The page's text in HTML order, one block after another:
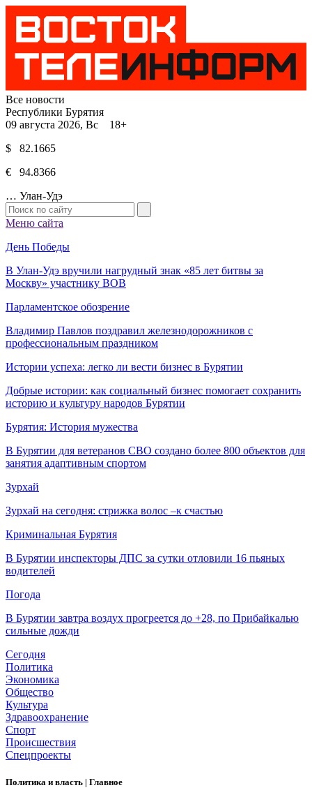
Все новости
Республики Бурятия
09 августа 2026, Вс 18+
$ 82.1665
€ 94.8366
… Улан-Удэ
Меню сайта
День Победы
В Улан-Удэ вручили нагрудный знак «85 лет битвы за
Москву» участнику ВОВ
Парламентское обозрение
Владимир Павлов поздравил железнодорожников с
профессиональным праздником
Истории успеха: легко ли вести бизнес в Бурятии
Добрые истории: как социальный бизнес помогает сохранить
историю и культуру народов Бурятии
Бурятия: История мужества
В Бурятии для ветеранов СВО создано более 800 объектов для
занятия адаптивным спортом
Зурхай
Зурхай на сегодня: стрижка волос –к счастью
Криминальная Бурятия
В Бурятии инспекторы ДПС за сутки отловили 16 пьяных
водителей
Погода
В Бурятии завтра воздух прогреется до +28, по Прибайкалью
сильные дожди
Сегодня
Политика
Экономика
Общество
Культура
Здравоохранение
Спорт
Происшествия
Спецпроекты
Политика и власть | Главное